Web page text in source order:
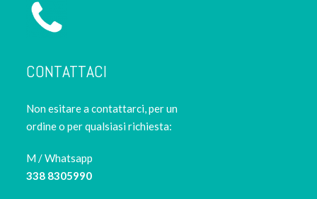
CONTATTACI
Non esitare a contattarci, per un
ordine o per qualsiasi richiesta:
M / Whatsapp
338 8305990